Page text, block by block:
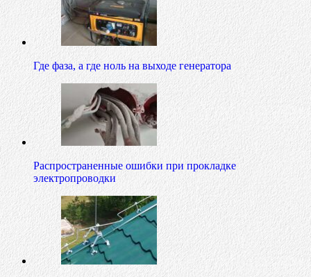
Где фаза, а где ноль на выходе генератора
Распространенные ошибки при прокладке
электропроводки